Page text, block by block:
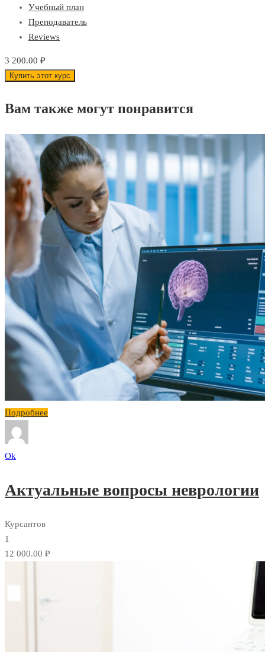
Учебный план
Преподаватель
Reviews
3 200.00 ₽
Купить этот курс
Вам также могут понравится
Подробнее
Ok
Актуальные вопросы неврологии
Курсантов
1
12 000.00 ₽